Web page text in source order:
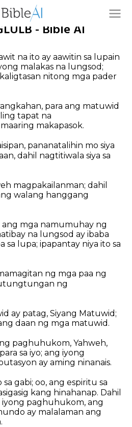
- Bible AI
na ito ay aawitin sa lupain
malakas na lungsod;
nitong mga pader
para ang matuwid
tapat na
makapasok.
pananatalihin mo siya
dahil nagtitiwala siya sa
magpakailanman; dahil
walang hanggang
ang mga namumuhay ng
na lungsod ay ibaba
sa lupa; ipapantay niya ito sa
ng mga paa ng
ng
ay patag, Siyang Matuwid;
daan ng mga matuwid.
paghuhukom, Yahweh,
sa iyo; ang iyong
ay aming ninanais.
sa gabi; oo, ang espiritu sa
kang hinahanap. Dahil
paghuhukom, ang
ay malalaman ang